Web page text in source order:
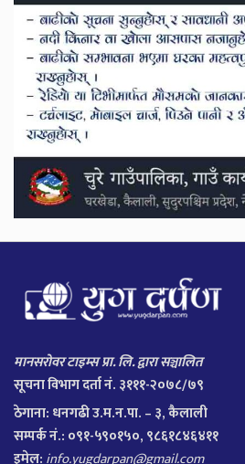
मानसरोवर टाइम्स प्रा. लि. द्वारा सञ्चालित
सूचना विभाग दर्ता नं. ३१११-२०७८/७९
ठेगाना: धनगढी उ.म.न.पा. – ३, कैलाली
सम्पर्क नं.: ०९१-५९०१५०, ९८६१८४६४११
इमेल: info.yugdarpan@gmail.com